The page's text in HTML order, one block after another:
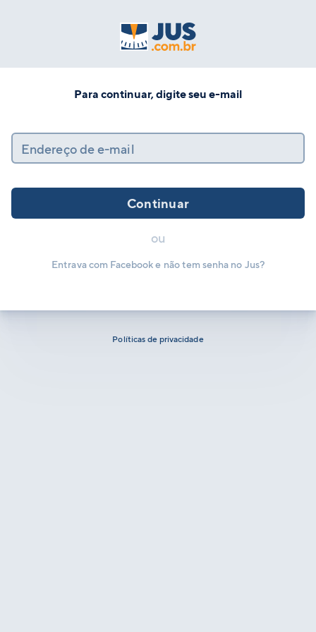
Para continuar, digite seu e-mail
Endereço de e-mail
Continuar
ou
Entrava com Facebook e não tem senha no Jus?
Políticas de privacidade